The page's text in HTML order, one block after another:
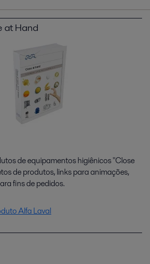
at Hand
de equipamentos higiênicos "Close
de produtos, links para animações,
fins de pedidos.
Alfa Laval